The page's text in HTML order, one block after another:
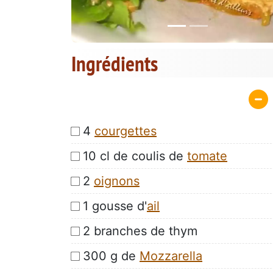
Ingrédients
4 courgettes
10 cl de coulis de tomate
2 oignons
1 gousse d'ail
2 branches de thym
300 g de Mozzarella